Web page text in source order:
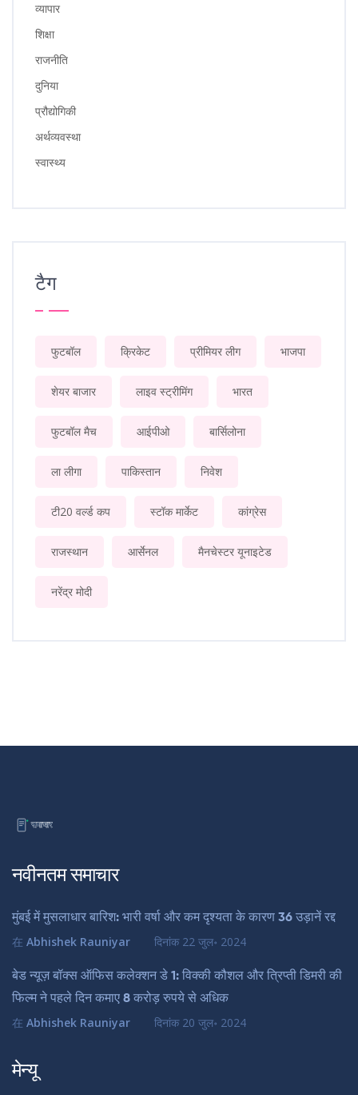
व्यापार
शिक्षा
राजनीति
दुनिया
प्रौद्योगिकी
अर्थव्यवस्था
स्वास्थ्य
टैग
फुटबॉल क्रिकेट प्रीमियर लीग भाजपा
शेयर बाजार लाइव स्ट्रीमिंग भारत
फुटबॉल मैच आईपीओ बार्सिलोना
ला लीगा पाकिस्तान निवेश
टी20 वर्ल्ड कप स्टॉक मार्केट कांग्रेस
राजस्थान आर्सेनल मैनचेस्टर यूनाइटेड
नरेंद्र मोदी
नवीनतम समाचार
मुंबई में मुसलाधार बारिश: भारी वर्षा और कम दृश्यता के कारण 36 उड़ानें रद्द
在 Abhishek Rauniyar दिनांक 22 जुल॰ 2024
बेड न्यूज़ बॉक्स ऑफिस कलेक्शन डे 1: विक्की कौशल और त्रिप्ती डिमरी की
फिल्म ने पहले दिन कमाए 8 करोड़ रुपये से अधिक
在 Abhishek Rauniyar दिनांक 20 जुल॰ 2024
मेन्यू